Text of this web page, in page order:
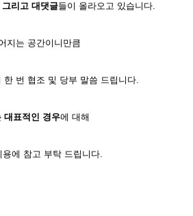
리고 대댓글들이 올라오고 있습니다.
지는 공간이니만큼
번 협조 및 당부 말씀 드립니다.
대표적인 경우에 대해
에 참고 부탁 드립니다.